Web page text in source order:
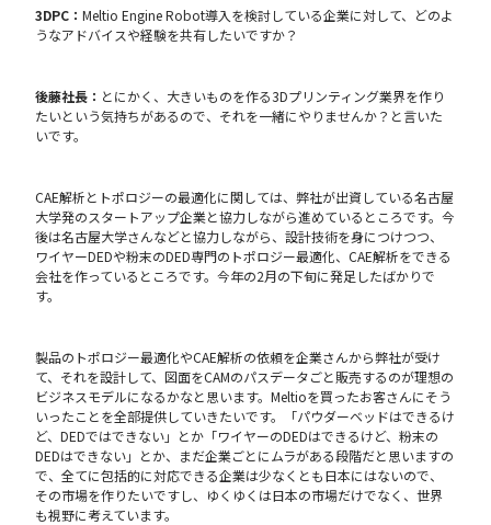
3DPC：Meltio Engine Robot導入を検討している企業に対して、どのよ
うなアドバイスや経験を共有したいですか？
後藤社長： とにかく、大きいものを作る3Dプリンティング業界を作り
たいという気持ちがあるので、それを一緒にやりませんか？と言いた
いです。
CAE解析とトポロジーの最適化に関しては、弊社が出資している名古屋
大学発のスタートアップ企業と協力しながら進めているところです。今
後は名古屋大学さんなどと協力しながら、設計技術を身につけつつ、
ワイヤーDEDや粉末のDED専門のトポロジー最適化、CAE解析をできる
会社を作っているところです。今年の2月の下旬に発足したばかりで
す。
製品のトポロジー最適化やCAE解析の依頼を企業さんから弊社が受け
て、それを設計して、図面をCAMのパスデータごと販売するのが理想の
ビジネスモデルになるかなと思います。Meltioを買ったお客さんにそう
いったことを全部提供していきたいです。「パウダーベッドはできるけ
ど、DEDではできない」とか「ワイヤーのDEDはできるけど、粉末の
DEDはできない」とか、まだ企業ごとにムラがある段階だと思いますの
で、全てに包括的に対応できる企業は少なくとも日本にはないので、
その市場を作りたいですし、ゆくゆくは日本の市場だけでなく、世界
も視野に考えています。